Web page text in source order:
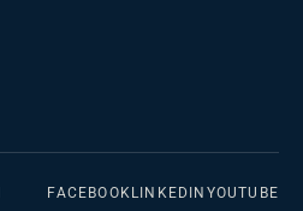
FACEBOOK LINKEDIN YOUTUBE